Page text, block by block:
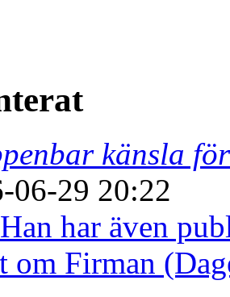
känsla
06-29 20:22
har även
om Firman